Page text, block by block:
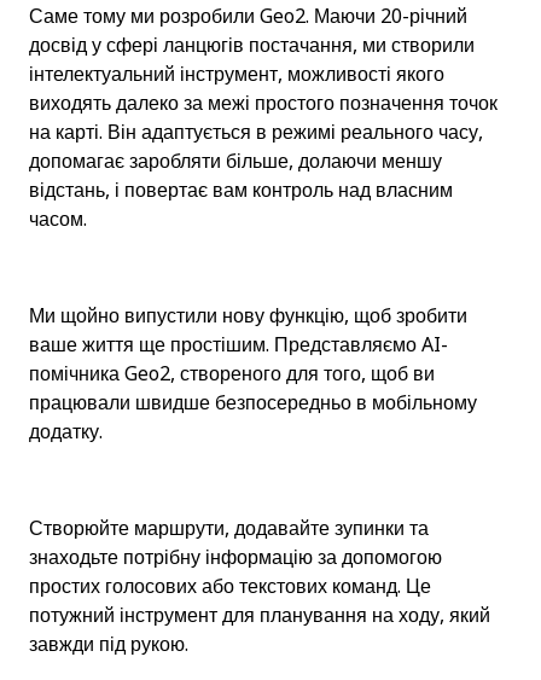
Саме тому ми розробили Geo2. Маючи 20-річний
досвід у сфері ланцюгів постачання, ми створили
інтелектуальний інструмент, можливості якого
виходять далеко за межі простого позначення точок
на карті. Він адаптується в режимі реального часу,
допомагає заробляти більше, долаючи меншу
відстань, і повертає вам контроль над власним
часом.
Ми щойно випустили нову функцію, щоб зробити
ваше життя ще простішим. Представляємо AI-
помічника Geo2, створеного для того, щоб ви
працювали швидше безпосередньо в мобільному
додатку.
Створюйте маршрути, додавайте зупинки та
знаходьте потрібну інформацію за допомогою
простих голосових або текстових команд. Це
потужний інструмент для планування на ходу, який
завжди під рукою.